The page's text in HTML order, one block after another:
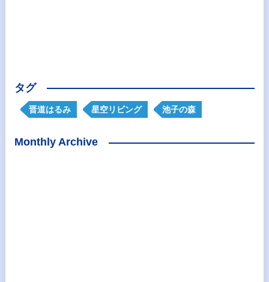
タグ
晋道はるみ 星空リビング 池子の森
Monthly Archive